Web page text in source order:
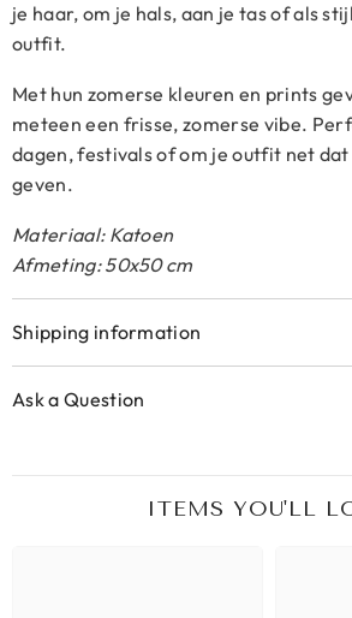
je haar, om je hals, aan je tas of als
outfit.
Met hun zomerse kleuren en prints
meteen een frisse, zomerse vibe.
dagen, festivals of om je outfit net
geven.
Materiaal: Katoen
Afmeting: 50x50 cm
Shipping information
Ask a Question
ITEMS YOU'LL